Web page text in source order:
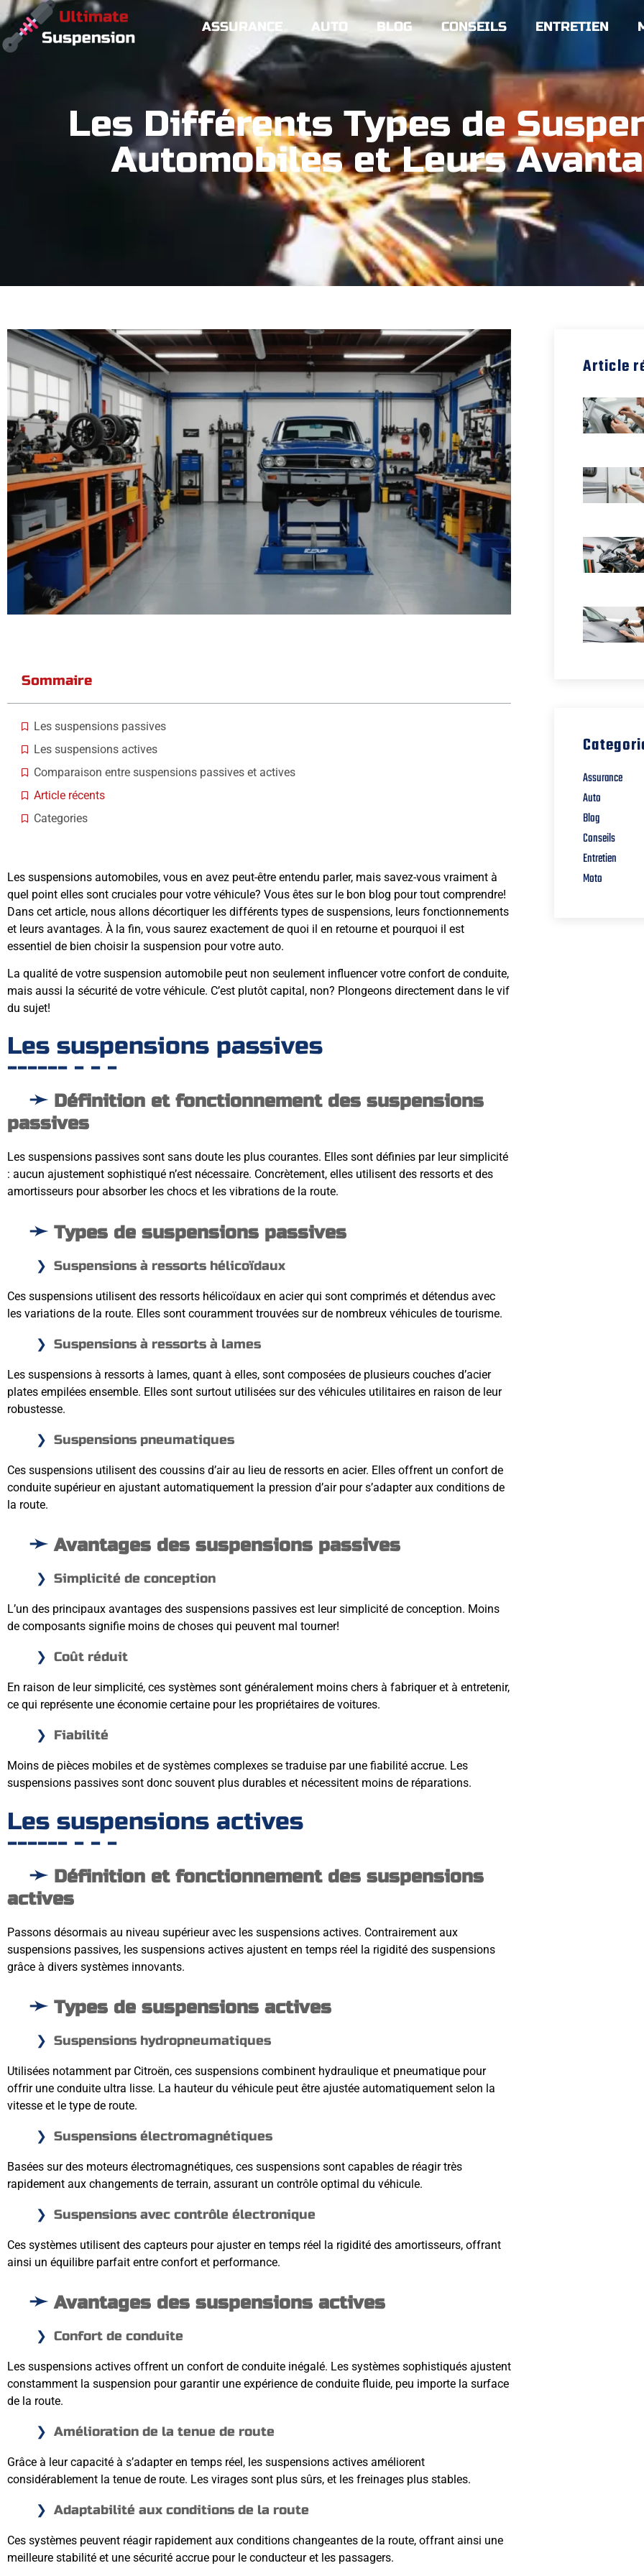
ASSURANCE AUTO BLOG CONSEILS ENTRETIEN
Les Différents Types de
Automobiles et Leurs
Sommaire
Les suspensions passives
Les suspensions actives
Comparaison entre suspensions passives et actives
Article récents
Categories
Les suspensions automobiles, vous en avez peut-être entendu parler, mais savez-vous vraiment à
quel point elles sont cruciales pour votre véhicule? Vous êtes sur le bon blog pour tout comprendre!
Dans cet article, nous allons décortiquer les différents types de suspensions, leurs fonctionnements
et leurs avantages. À la fin, vous saurez exactement de quoi il en retourne et pourquoi il est
essentiel de bien choisir la suspension pour votre auto.
La qualité de votre suspension automobile peut non seulement influencer votre confort de conduite,
mais aussi la sécurité de votre véhicule. C’est plutôt capital, non? Plongeons directement dans le vif
du sujet!
Les suspensions passives
Définition et fonctionnement des suspensions
passives
Les suspensions passives sont sans doute les plus courantes. Elles sont définies par leur simplicité
: aucun ajustement sophistiqué n’est nécessaire. Concrètement, elles utilisent des ressorts et des
amortisseurs pour absorber les chocs et les vibrations de la route.
Types de suspensions passives
Suspensions à ressorts hélicoïdaux
Ces suspensions utilisent des ressorts hélicoïdaux en acier qui sont comprimés et détendus avec
les variations de la route. Elles sont couramment trouvées sur de nombreux véhicules de tourisme.
Suspensions à ressorts à lames
Les suspensions à ressorts à lames, quant à elles, sont composées de plusieurs couches d’acier
plates empilées ensemble. Elles sont surtout utilisées sur des véhicules utilitaires en raison de leur
robustesse.
Suspensions pneumatiques
Ces suspensions utilisent des coussins d’air au lieu de ressorts en acier. Elles offrent un confort de
conduite supérieur en ajustant automatiquement la pression d’air pour s’adapter aux conditions de
la route.
Avantages des suspensions passives
Simplicité de conception
L’un des principaux avantages des suspensions passives est leur simplicité de conception. Moins
de composants signifie moins de choses qui peuvent mal tourner!
Coût réduit
En raison de leur simplicité, ces systèmes sont généralement moins chers à fabriquer et à entretenir,
ce qui représente une économie certaine pour les propriétaires de voitures.
Fiabilité
Moins de pièces mobiles et de systèmes complexes se traduise par une fiabilité accrue. Les
suspensions passives sont donc souvent plus durables et nécessitent moins de réparations.
Les suspensions actives
Définition et fonctionnement des suspensions
actives
Passons désormais au niveau supérieur avec les suspensions actives. Contrairement aux
suspensions passives, les suspensions actives ajustent en temps réel la rigidité des suspensions
grâce à divers systèmes innovants.
Types de suspensions actives
Suspensions hydropneumatiques
Utilisées notamment par Citroën, ces suspensions combinent hydraulique et pneumatique pour
offrir une conduite ultra lisse. La hauteur du véhicule peut être ajustée automatiquement selon la
vitesse et le type de route.
Suspensions électromagnétiques
Basées sur des moteurs électromagnétiques, ces suspensions sont capables de réagir très
rapidement aux changements de terrain, assurant un contrôle optimal du véhicule.
Suspensions avec contrôle électronique
Ces systèmes utilisent des capteurs pour ajuster en temps réel la rigidité des amortisseurs, offrant
ainsi un équilibre parfait entre confort et performance.
Avantages des suspensions actives
Confort de conduite
Les suspensions actives offrent un confort de conduite inégalé. Les systèmes sophistiqués ajustent
constamment la suspension pour garantir une expérience de conduite fluide, peu importe la surface
de la route.
Amélioration de la tenue de route
Grâce à leur capacité à s’adapter en temps réel, les suspensions actives améliorent
considérablement la tenue de route. Les virages sont plus sûrs, et les freinages plus stables.
Adaptabilité aux conditions de la route
Ces systèmes peuvent réagir rapidement aux conditions changeantes de la route, offrant ainsi une
meilleure stabilité et une sécurité accrue pour le conducteur et les passagers.
Article
Assurance
Auto
Blog
Conseils
Entretien
Moto